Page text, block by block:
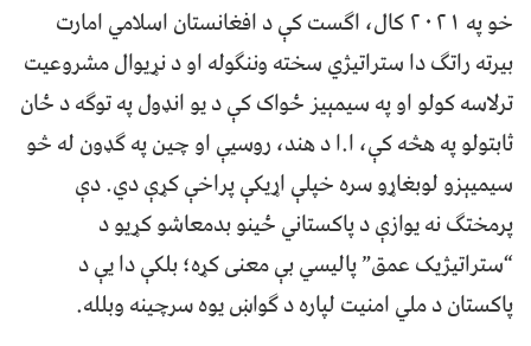
خو په ۲۰۲۱ کال، اګست کې د افغانستان اسلامي امارت
بیرته راتګ دا ستراتیژي سخته وننګوله او د نړیوال مشروعیت
ترلاسه کولو او په سیمېیز ځواک کې د یو انډول په توګه د ځان
ثابتولو په هڅه کې، ا.ا د هند، روسیې او چین په ګډون له څو
سیمیېزو لوبغاړو سره خپلې اړیکې پراخې کړې دي. دې
پرمختګ نه یوازې د پاکستاني ځینو بدمعاشو کړیو د
“ستراتیژیک عمق” پالیسي بې معنی کړه؛ بلکې دا یې د
پاکستان د ملي امنیت لپاره د ګواښ یوه سرچینه وبلله.